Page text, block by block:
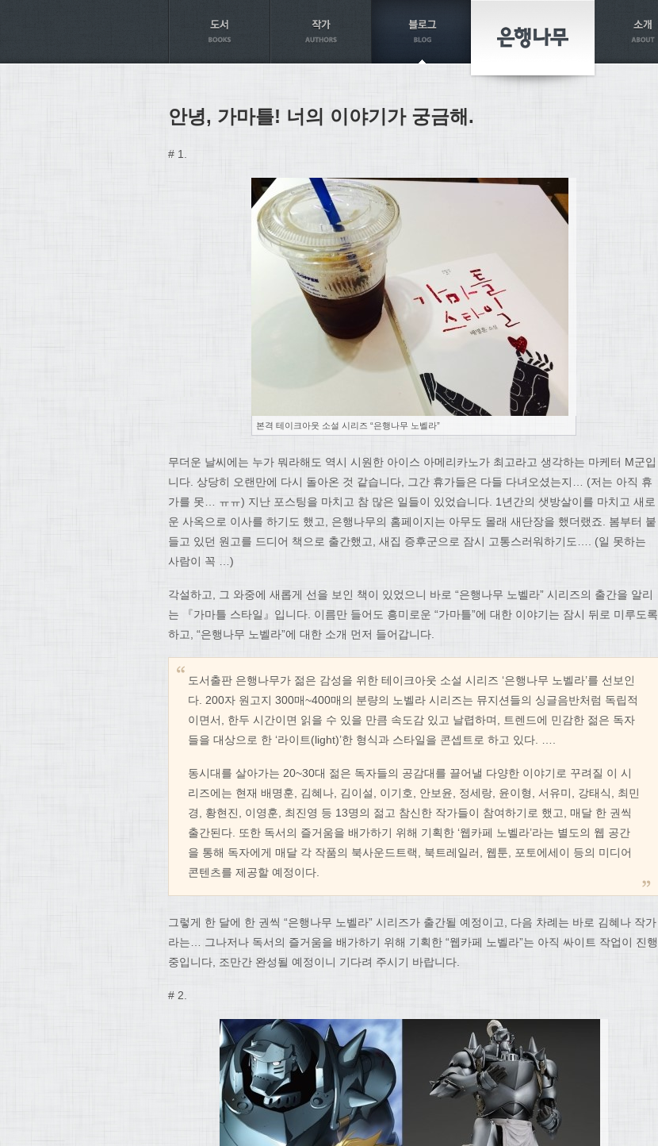
안녕, 가마틀! 너의 이야기가 궁금해.
# 1.
본격 테이크아웃 소설 시리즈 “은행나무 노벨라”
무더운 날씨에는 누가 뭐라해도 역시 시원한 아이스 아메리카노가 최고라고 생각하는 마케터 M군입
니다. 상당히 오랜만에 다시 돌아온 것 같습니다, 그간 휴가들은 다들 다녀오셨는지… (저는 아직 휴
가를 못… ㅠㅠ) 지난 포스팅을 마치고 참 많은 일들이 있었습니다. 1년간의 샛방살이를 마치고 새로
운 사옥으로 이사를 하기도 했고, 은행나무의 홈페이지는 아무도 몰래 새단장을 했더랬죠. 봄부터 붙
들고 있던 원고를 드디어 책으로 출간했고, 새집 증후군으로 잠시 고통스러워하기도…. (일 못하는
사람이 꼭 …)
각설하고, 그 와중에 새롭게 선을 보인 책이 있었으니 바로 “은행나무 노벨라” 시리즈의 출간을 알리
는 『가마틀 스타일』입니다. 이름만 들어도 흥미로운 “가마틀”에 대한 이야기는 잠시 뒤로 미루도록
하고, “은행나무 노벨라”에 대한 소개 먼저 들어갑니다.
도서출판 은행나무가 젊은 감성을 위한 테이크아웃 소설 시리즈 ‘은행나무 노벨라’를 선보인
다. 200자 원고지 300매~400매의 분량의 노벨라 시리즈는 뮤지션들의 싱글음반처럼 독립적
이면서, 한두 시간이면 읽을 수 있을 만큼 속도감 있고 날렵하며, 트렌드에 민감한 젊은 독자
들을 대상으로 한 ‘라이트(light)’한 형식과 스타일을 콘셉트로 하고 있다. ….
동시대를 살아가는 20~30대 젊은 독자들의 공감대를 끌어낼 다양한 이야기로 꾸려질 이 시
리즈에는 현재 배명훈, 김혜나, 김이설, 이기호, 안보윤, 정세랑, 윤이형, 서유미, 강태식, 최민
경, 황현진, 이영훈, 최진영 등 13명의 젊고 참신한 작가들이 참여하기로 했고, 매달 한 권씩
출간된다. 또한 독서의 즐거움을 배가하기 위해 기획한 ‘웹카페 노벨라’라는 별도의 웹 공간
을 통해 독자에게 매달 각 작품의 북사운드트랙, 북트레일러, 웹툰, 포토에세이 등의 미디어
콘텐츠를 제공할 예정이다.
그렇게 한 달에 한 권씩 “은행나무 노벨라” 시리즈가 출간될 예정이고, 다음 차례는 바로 김혜나 작가
라는… 그나저나 독서의 즐거움을 배가하기 위해 기획한 “웹카페 노벨라”는 아직 싸이트 작업이 진행
중입니다, 조만간 완성될 예정이니 기다려 주시기 바랍니다.
# 2.